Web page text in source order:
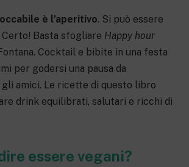
è l’aperitivo. Si può essere
Certo! Basta sfogliare Happy hour
Cocktail e bibite in una festa
per godersi una pausa da
amici. Le ricette di questo libro
drink equilibrati, salutari e ricchi di
essere vegani?